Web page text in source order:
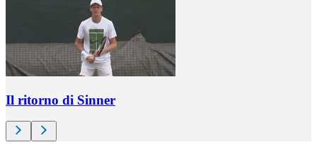
Il ritorno di Sinner